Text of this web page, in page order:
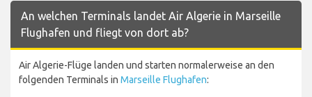
An welchen Terminals landet Air Algerie in Marseille
Flughafen und fliegt von dort ab?
Air Algerie-Flüge landen und starten normalerweise an den
folgenden Terminals in Marseille Flughafen: